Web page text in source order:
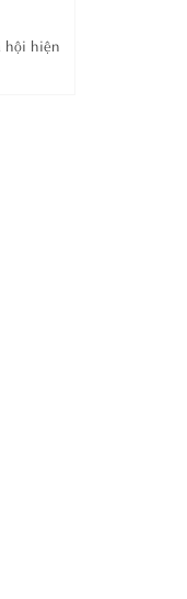
hội hiện